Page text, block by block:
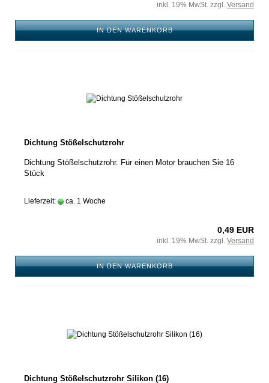
inkl. 19% MwSt. zzgl. Versand
IN DEN WARENKORB
Dichtung Stößelschutzrohr
Dichtung Stößelschutzrohr. Für einen Motor brauchen Sie 16
Stück
Lieferzeit: ca. 1 Woche
0,49 EUR
inkl. 19% MwSt. zzgl. Versand
IN DEN WARENKORB
Dichtung Stößelschutzrohr Silikon (16)